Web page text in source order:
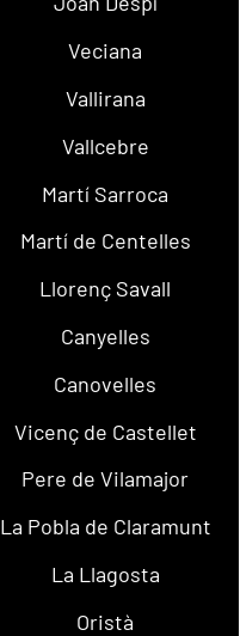
Veciana
Vallirana
Vallcebre
Martí Sarroca
Martí de Centelles
Llorenç Savall
Canyelles
Canovelles
Vicenç de Castellet
Pere de Vilamajor
La Pobla de Claramunt
La Llagosta
Oristà